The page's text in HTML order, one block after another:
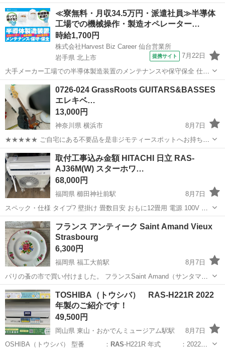
となり…
千葉 市川市 季節、空調家電
≪寮無料・月収34.5万円・派遣社員≫半導体
工場での機械操作・製造オペレーター…
時給1,700円
株式会社Harvest Biz Career 仙台営業所
岩手県 北上市
提携サイト 7月22日
大手メーカー工場での半導体製造装置のメンテナンスや保守保全 仕事
内容 ＼フラッシュメモリの製造を行う工場で半導体製造装置の保守・
点検のお仕事／ 新工場新設に伴い、請負現場の立ち上げを行います！
※立ち上げ時期目安：2...
岩手 北上市
0726-024 GrassRoots GUITARS&BASSES
エレキベ…
13,000円
神奈川県 横浜市
8月7日
★★★★★ ご自宅にある不要品を是非ジモティースポットへお持ち込
みしませんか？ 家電、趣味・スポーツ・レジャー用品、こども用品、
衣料服飾品、生活雑貨、家具、本、CD・DVDなどが無料でまとめて持
ち込めます！ ※詳細はこ...
神奈川 横浜市 弦楽器、ギター GrassRoots
取付工事込み金額 HITACHI 日立 RAS-
AJ36M(W) スターホワ…
68,000円
福岡県 櫛田神社前駅
8月7日
スペック・仕様 タイプ? 壁掛け 畳数目安 おもに12畳用 電源 100V 平
行型 外気温 50 ℃対応 年度モデル 2022年モデル 冷房対応畳数(目安)
冷房15畳まで (10～15畳) 冷房(木造和室目安) 10畳...
福岡 福岡市 季節、空調家電
フランス アンティーク Saint Amand Vieux
Strasbourg
6,300円
福岡県 福工大前駅
8月7日
パリの蚤の市で買い付けました。 フランスSaint Amand（サンタマ
ン）窯の「Vieux Strasbourg（ヴュー・ストラスブール）」 カラフル
なお花のブーケが手書きで描かれた、エレガントで大変華やかなこ...
福岡 福岡市 インテリア雑貨/小物
TOSHIBA（トウシバ） RAS-H221R 2022
年製のご紹介です！
49,500円
岡山県 東山・おかでんミュージアム駅駅
8月7日
OSHIBA（トウシバ） 型番 ： RAS-H221R 年式 ：2022年